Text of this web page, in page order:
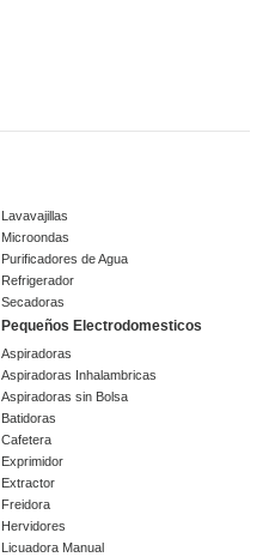
Lavavajillas
Microondas
Purificadores de Agua
Refrigerador
Secadoras
Pequeños Electrodomesticos
Aspiradoras
Aspiradoras Inhalambricas
Aspiradoras sin Bolsa
Batidoras
Cafetera
Exprimidor
Extractor
Freidora
Hervidores
Licuadora Manual